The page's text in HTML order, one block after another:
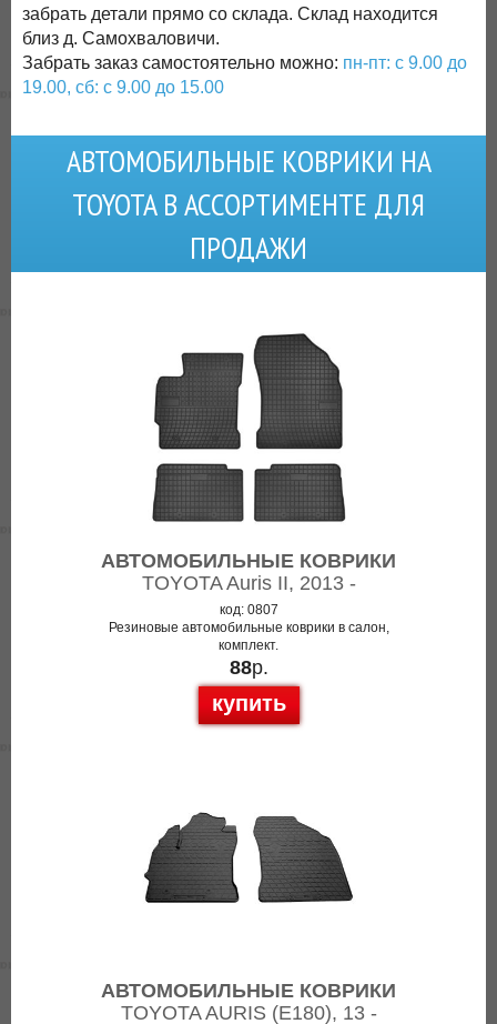
забрать детали прямо со склада. Склад находится
близ д. Самохваловичи.
Забрать заказ самостоятельно можно: пн-пт: с 9.00 до
19.00, сб: с 9.00 до 15.00
АВТОМОБИЛЬНЫЕ КОВРИКИ НА
TOYOTA В АССОРТИМЕНТЕ ДЛЯ
ПРОДАЖИ
АВТОМОБИЛЬНЫЕ КОВРИКИ
TOYOTA Auris II, 2013 -
код: 0807
Резиновые автомобильные коврики в салон,
комплект.
88р.
купить
АВТОМОБИЛЬНЫЕ КОВРИКИ
TOYOTA AURIS (E180), 13 -